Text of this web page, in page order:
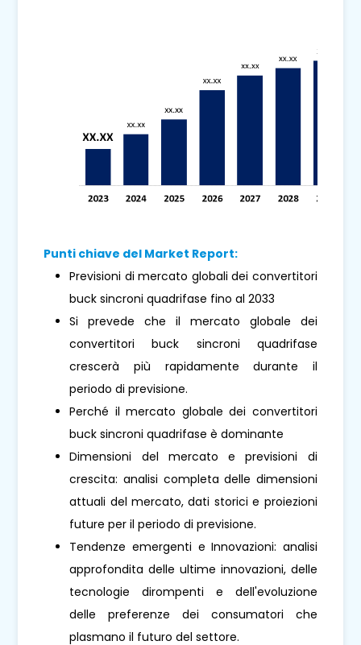
Punti chiave del Market Report:
Previsioni di mercato globali dei convertitori
buck sincroni quadrifase fino al 2033
Si prevede che il mercato globale dei
convertitori buck sincroni quadrifase
crescerà più rapidamente durante il
periodo di previsione.
Perché il mercato globale dei convertitori
buck sincroni quadrifase è dominante
Dimensioni del mercato e previsioni di
crescita: analisi completa delle dimensioni
attuali del mercato, dati storici e proiezioni
future per il periodo di previsione.
Tendenze emergenti e Innovazioni: analisi
approfondita delle ultime innovazioni, delle
tecnologie dirompenti e dell'evoluzione
delle preferenze dei consumatori che
plasmano il futuro del settore.